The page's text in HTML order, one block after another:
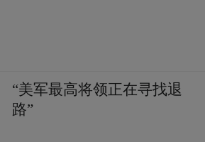
“美军最高将领正在寻找退
路”